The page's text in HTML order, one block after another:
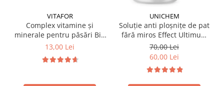
VITAFOR
Complex vitamine și
minerale pentru păsări Bio
Multivita 100 ml
13,00 Lei
UNICHEM
Soluție anti ploșnițe de pat
fără miros Effect Ultimum
PRO 100 ml
70,00 Lei
60,00 Lei